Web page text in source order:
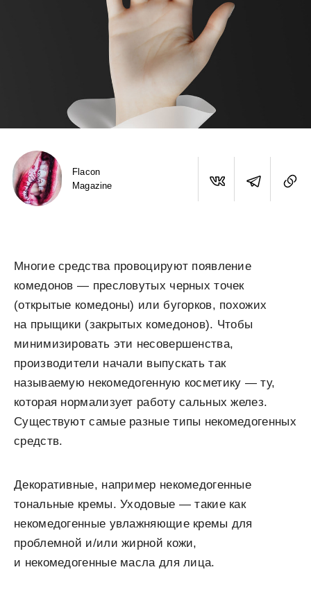
Flacon
Magazine
Многие средства провоцируют появление
комедонов — пресловутых черных точек
(открытые комедоны) или бугорков, похожих
на прыщики (закрытых комедонов). Чтобы
минимизировать эти несовершенства,
производители начали выпускать так
называемую некомедогенную косметику — ту,
которая нормализует работу сальных желез.
Существуют самые разные типы некомедогенных
средств.
Декоративные, например некомедогенные
тональные кремы. Уходовые — такие как
некомедогенные увлажняющие кремы для
проблемной и/или жирной кожи,
и некомедогенные масла для лица.